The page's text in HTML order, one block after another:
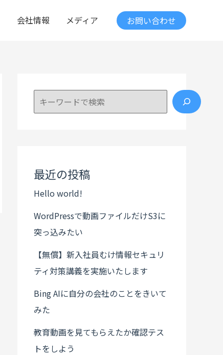
会社情報 メディア お問い合わせ
検索
最近の投稿
Hello world!
WordPressで動画ファイルだけS3に
突っ込みたい
【無償】新入社員むけ情報セキュリ
ティ対策講義を実施いたします
Bing AIに自分の会社のことをきいて
みた
教育動画を見てもらえたか確認テス
トをしよう